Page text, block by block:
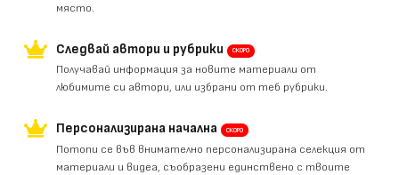
място.
Следвай автори и рубрики СКОРО
Получавай информация за новите материали от
любимите си автори, или избрани от теб рубрики.
Персонализирана начална СКОРО
Потопи се във внимателно персонализирана селекция от
материали и видеа, съобразени единствено с твоите